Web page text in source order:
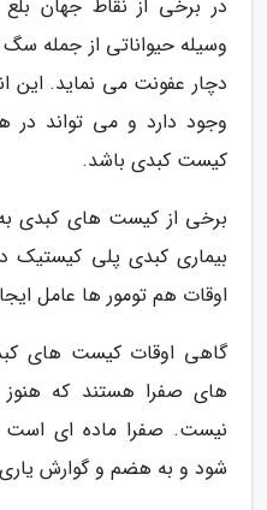
در برخی از نقاط جهان بلع
وسیله حیواناتی از جمله
دچار عفونت می نماید. این
وجود دارد و می تواند
کیست کبدی باشد.
برخی از کیست های کبدی
بیماری کبدی پلی کیستیک
اوقات هم تومور ها عامل
گاهی اوقات کیست های
های صفرا هستند که هنوز
نیست. صفرا ماده ای است
شود و به هضم و گوارش